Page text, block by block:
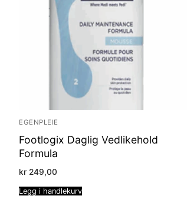
EGENPLEIE
Footlogix Daglig Vedlikehold
Formula
kr 249,00
Legg i handlekurv